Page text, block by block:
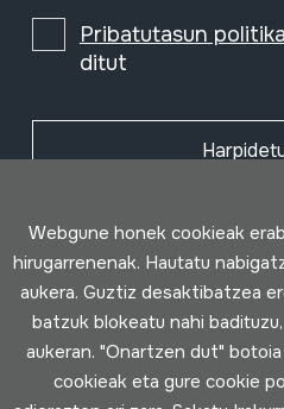
Pribatutasun politika
ditut
Webgune honek cookieak
hirugarrenenak. Hautatu
aukera. Guztiz desaktibatzea
batzuk blokeatu nahi
aukeran. "Onartzen dut"
cookieak eta gure cookie